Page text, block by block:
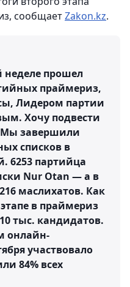
сообщаетZakon.kz.
неделе прошел
праймериз,
Лидером партии
Хочу подвести
Мы завершили
списков в
6253 партийца
Nur Otan — а в
маслихатов. Как
в праймериз
тыс. кандидатов.
онлайн-
участвовало
84% всех